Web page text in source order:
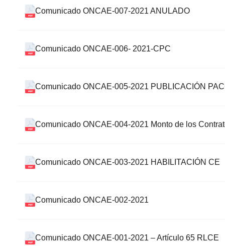
Comunicado ONCAE-007-2021 ANULADO
Comunicado ONCAE-006- 2021-CPC
Comunicado ONCAE-005-2021 PUBLICACIÓN
Comunicado ONCAE-004-2021 Monto de los
Comunicado ONCAE-003-2021 HABILITACIÓN CE
Comunicado ONCAE-002-2021
Comunicado ONCAE-001-2021 – Artículo 65 RLCE